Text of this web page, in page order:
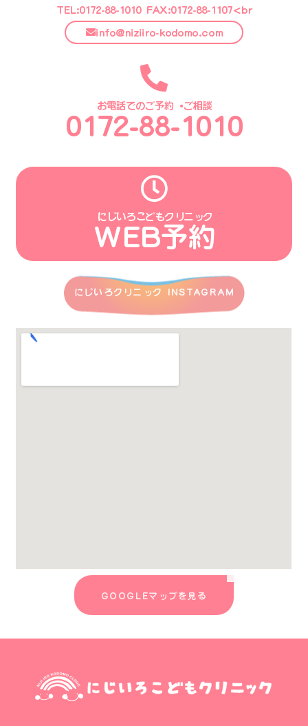
TEL:0172-88-1010 FAX:0172-88-1107<br
info@niziiro-kodomo.com
お電話でのご予約・ご相談
0172-88-1010
にじいろこどもクリニック
WEB予約
にじいろクリニック INSTAGRAM
GOOGLEマップを見る